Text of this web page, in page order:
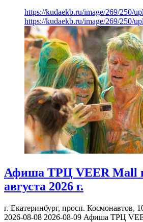
https://kudaekb.ru/image/269/250/
https://kudaekb.ru/image/269/250/
Афиша ТРЦ VEER Mall
августа 2026 г.
г. Екатеринбург, просп. Космонавтов,
2026-08-08 2026-08-09 Афиша ТРЦ